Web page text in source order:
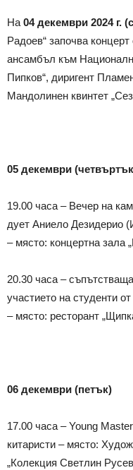
На 04 декември 2024 г. (
Радоев“ започва
ансамбъл към
Пипков“, диригент
Мандолинен квинтет
05 декември (четвъртък
19.00 часа – Вечер на
дует Аниело Дезидерио
– място: концертна зала
20.30 часа –
участието на студенти
– място: ресторант
06 декември (петък)
17.00 часа – Young
китаристи – място:
„Колекция Светлин